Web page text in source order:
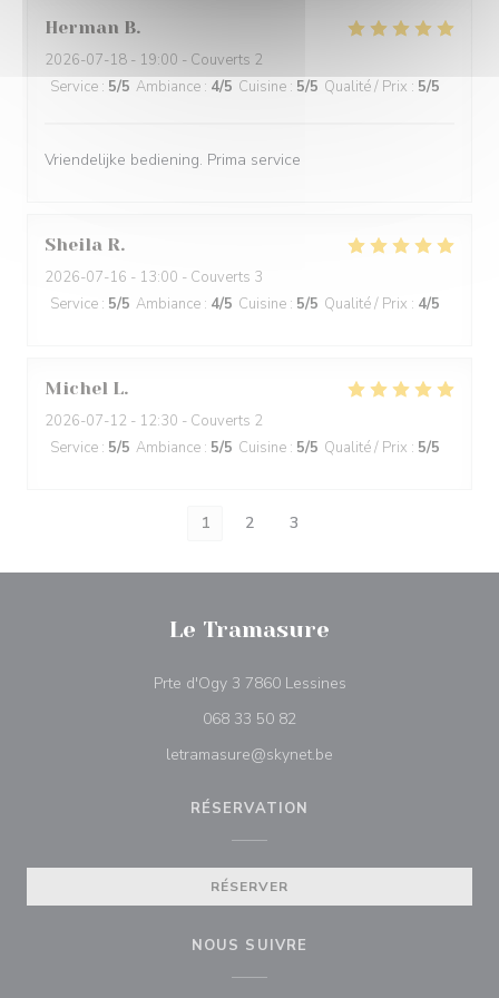
Herman B
2026-07-18 - 19:00 - Couverts 2
Service : 5/5 Ambiance : 4/5 Cuisine : 5/5 Qualité / Prix : 5/5
Vriendelijke bediening. Prima service
Sheila R
2026-07-16 - 13:00 - Couverts 3
Service : 5/5 Ambiance : 4/5 Cuisine : 5/5 Qualité / Prix : 4/5
Michel L
2026-07-12 - 12:30 - Couverts 2
Service : 5/5 Ambiance : 5/5 Cuisine : 5/5 Qualité / Prix : 5/5
1 2 3
Le Tramasure
Prte d'Ogy 3 7860 Lessines((ouvre une nouvelle
068 33 50 82
letramasure@skynet.be
RÉSERVATION
RÉSERVER
NOUS SUIVRE